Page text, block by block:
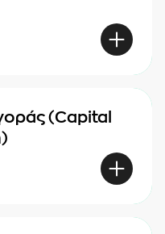
(Capital